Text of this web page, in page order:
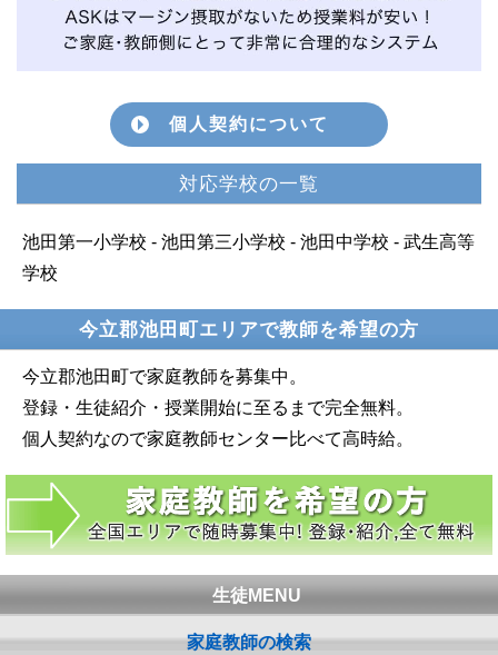
個人契約について
対応学校の一覧
池田第一小学校 - 池田第三小学校 - 池田中学校 - 武生高等
学校
今立郡池田町エリアで教師を希望の方
今立郡池田町で家庭教師を募集中。
登録・生徒紹介・授業開始に至るまで完全無料。
個人契約なので家庭教師センター比べて高時給。
生徒MENU
家庭教師の検索